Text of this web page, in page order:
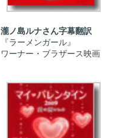
瀧ノ島ルナさん字幕翻訳
『ラーメンガール』
ワーナー・ブラザース映画